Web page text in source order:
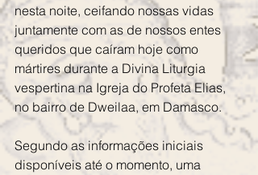
nesta noite, ceifando nossas vidas
juntamente com as de nossos entes
queridos que caíram hoje como
mártires durante a Divina Liturgia
vespertina na Igreja do Profeta Elias,
no bairro de Dweilaa, em Damasco.
Segundo as informações iniciais
disponíveis até o momento, uma